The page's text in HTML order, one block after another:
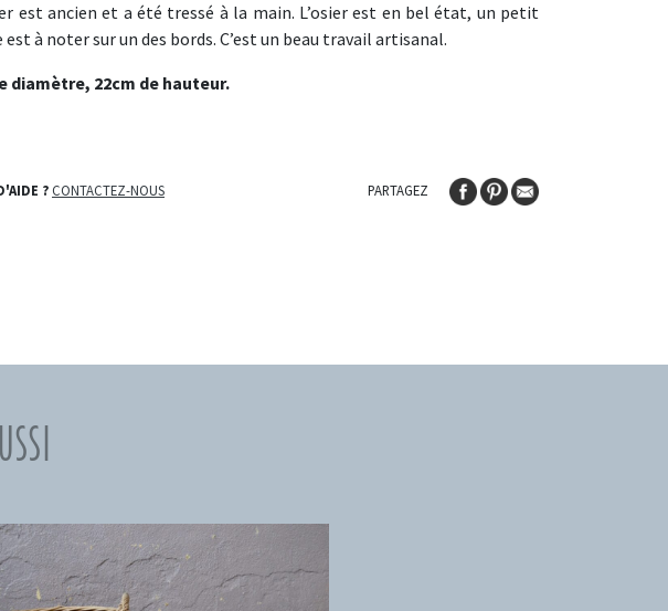
est ancien et a été tressé à la main. L’osier est en bel état, un petit
est à noter sur un des bords. C’est un beau travail artisanal.
diamètre, 22cm de hauteur.
?CONTACTEZ-NOUS PARTAGEZ